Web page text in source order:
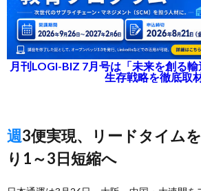
月刊LOGI-BIZ 7月号は「未来を創る
生存戦略を徹底取
週3便実現、リードタイムをコンテナ船よ
り1～3日短縮へ